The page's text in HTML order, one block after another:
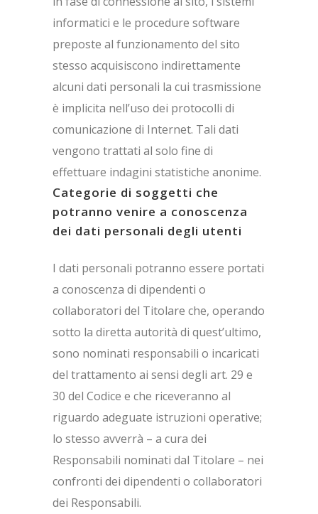
informatici e le procedure software
preposte al funzionamento del sito
stesso acquisiscono indirettamente
alcuni dati personali la cui trasmissione
è implicita nell’uso dei protocolli di
comunicazione di Internet. Tali dati
vengono trattati al solo fine di
effettuare indagini statistiche anonime.
Categorie di soggetti che
potranno venire a conoscenza
dei dati personali degli utenti
I dati personali potranno essere portati
a conoscenza di dipendenti o
collaboratori del Titolare che, operando
sotto la diretta autorità di quest’ultimo,
sono nominati responsabili o incaricati
del trattamento ai sensi degli art. 29 e
30 del Codice e che riceveranno al
riguardo adeguate istruzioni operative;
lo stesso avverrà – a cura dei
Responsabili nominati dal Titolare – nei
confronti dei dipendenti o collaboratori
dei Responsabili.